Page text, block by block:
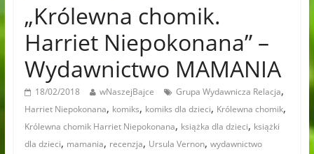
„Królewna chomik.
Harriet Niepokonana” –
Wydawnictwo MAMANIA
18/02/2018 wNaszejBajce Grupa Wydawnicza Relacja,
Harriet Niepokonana, komiks, komiks dla dzieci, Królewna chomik,
Królewna chomik Harriet Niepokonana, książka dla dzieci, książki
dla dzieci, mamania, recenzja, Ursula Vernon, wydawnictwo